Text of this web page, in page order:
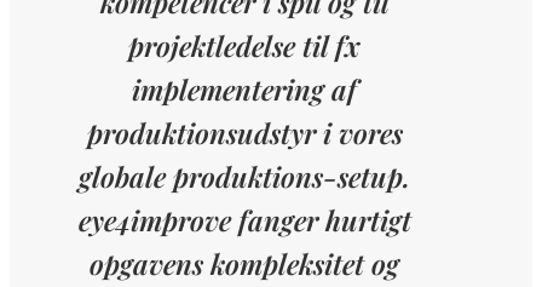
projektledelse til fx
implementering af
produktionsudstyr i vores
globale produktions-setup.
eye4improve fanger hurtigt
opgavens kompleksitet og